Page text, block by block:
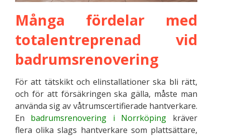
Många fördelar med
totalentreprenad vid
badrumsrenovering
För att tätskikt och elinstallationer ska bli rätt,
och för att försäkringen ska gälla, måste man
använda sig av våtrumscertifierade hantverkare.
En badrumsrenovering i Norrköping kräver
flera olika slags hantverkare som plattsättare,